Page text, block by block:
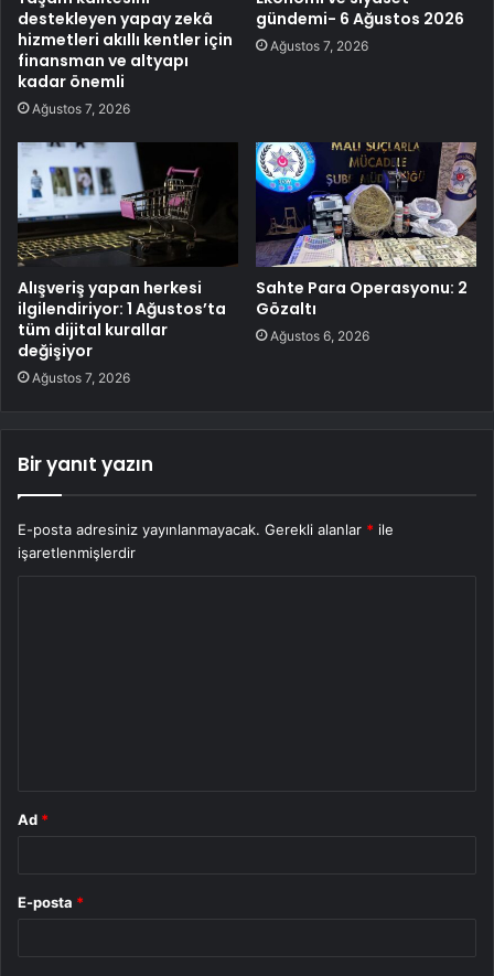
destekleyen yapay zekâ
hizmetleri akıllı kentler için
finansman ve altyapı
kadar önemli
Ağustos 7, 2026
gündemi- 6 Ağustos 2026
Ağustos 7, 2026
Alışveriş yapan herkesi
ilgilendiriyor: 1 Ağustos’ta
tüm dijital kurallar
değişiyor
Ağustos 7, 2026
Sahte Para Operasyonu: 2
Gözaltı
Ağustos 6, 2026
Bir yanıt yazın
E-posta adresiniz yayınlanmayacak. Gerekli alanlar * ile
işaretlenmişlerdir
Ad *
E-posta *